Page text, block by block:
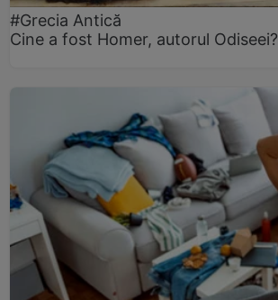
#Grecia Antică
Cine a fost Homer, autorul Odiseei?